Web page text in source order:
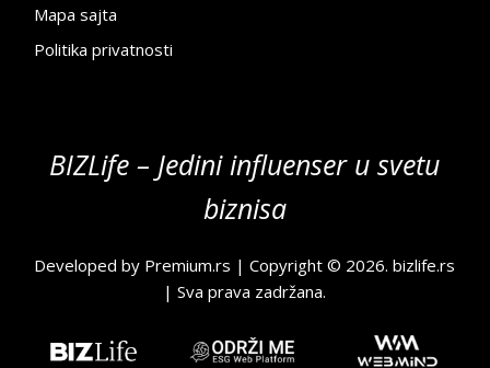
Mapa sajta
Politika privatnosti
BIZLife – Jedini influenser u svetu
biznisa
Developed by Premium.rs | Copyright © 2026.bizlife.rs
| Sva prava zadržana.